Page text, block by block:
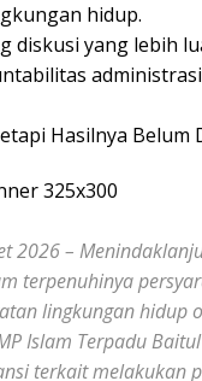
hidup.
diskusi yang lebih
Hasilnya Belum
2026 –
terpenuhinya
lingkungan hidup
Islam Terpadu
terkait melakukan